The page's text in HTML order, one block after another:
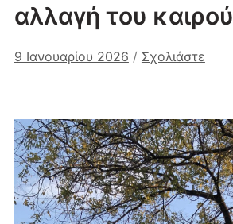
αλλαγή του καιρού
9 Ιανουαρίου 2026 / Σχολιάστε